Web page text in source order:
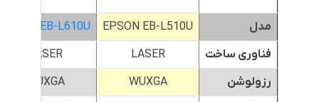
مدل EPSON EB-L510U
EPSON EB-L610U
فناوری ساخت
LASER
LASER
رزولوشن
WUXGA
WUXGA